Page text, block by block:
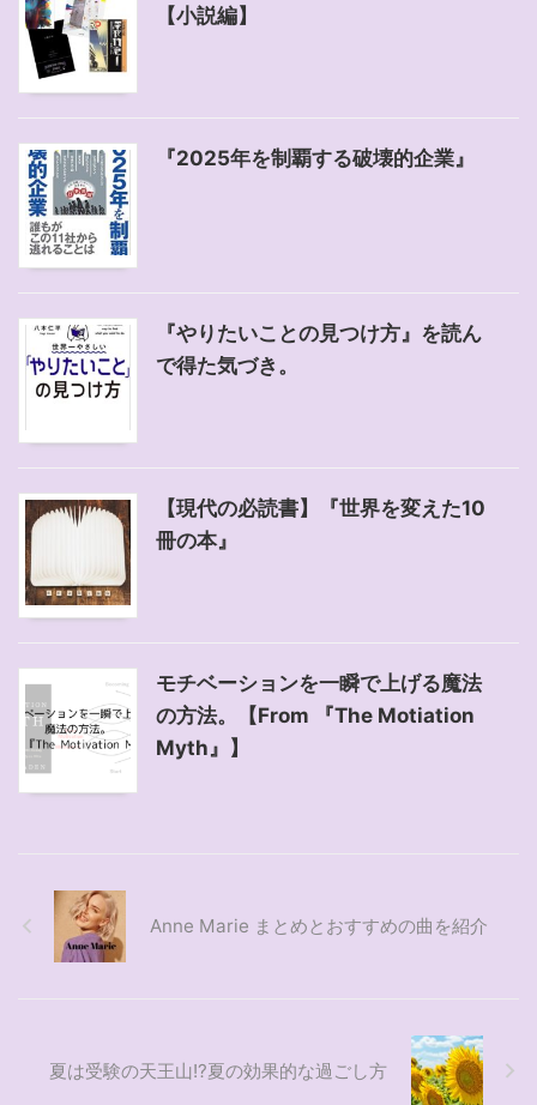
【小説編】
『2025年を制覇する破壊的企業』
『やりたいことの見つけ方』を読ん
で得た気づき。
【現代の必読書】『世界を変えた10
冊の本』
モチベーションを一瞬で上げる魔法
の方法。【From 『The Motiation
Myth』】
Anne Marie まとめとおすすめの曲を紹介
夏は受験の天王山!?夏の効果的な過ごし方